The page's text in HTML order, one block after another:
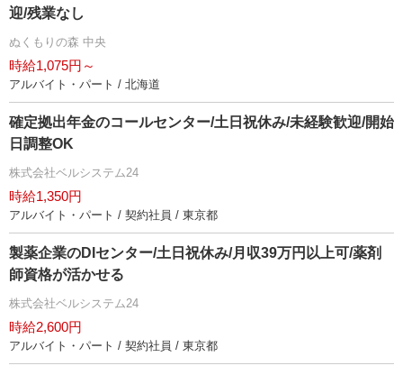
迎/残業なし
ぬくもりの森 中央
時給1,075円～
アルバイト・パート / 北海道
確定拠出年金のコールセンター/土日祝休み/未経験歓迎/開始
日調整OK
株式会社ベルシステム24
時給1,350円
アルバイト・パート / 契約社員 / 東京都
製薬企業のDIセンター/土日祝休み/月収39万円以上可/薬剤
師資格が活かせる
株式会社ベルシステム24
時給2,600円
アルバイト・パート / 契約社員 / 東京都